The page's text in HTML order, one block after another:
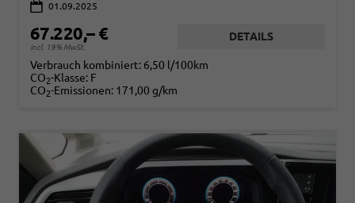
01.09.2025
67.220,– €
incl. 19% MwSt.
DETAILS
Verbrauch kombiniert: 6,50 l/100km
CO2-Klasse: F
CO2-Emissionen: 171,00 g/km